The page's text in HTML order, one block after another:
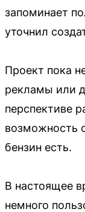
запоминает
уточнил
Проект пока
рекламы или
перспективе
возможность
бензин есть.
В настоящее
немного